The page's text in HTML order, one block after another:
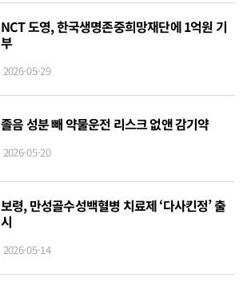
NCT 도영, 한국생명존중희망재단에 1억원 기
부
2026-05-29
졸음 성분 빼 약물운전 리스크 없앤 감기약
2026-05-20
보령, 만성골수성백혈병 치료제 ‘다사킨정’ 출
시
2026-05-14